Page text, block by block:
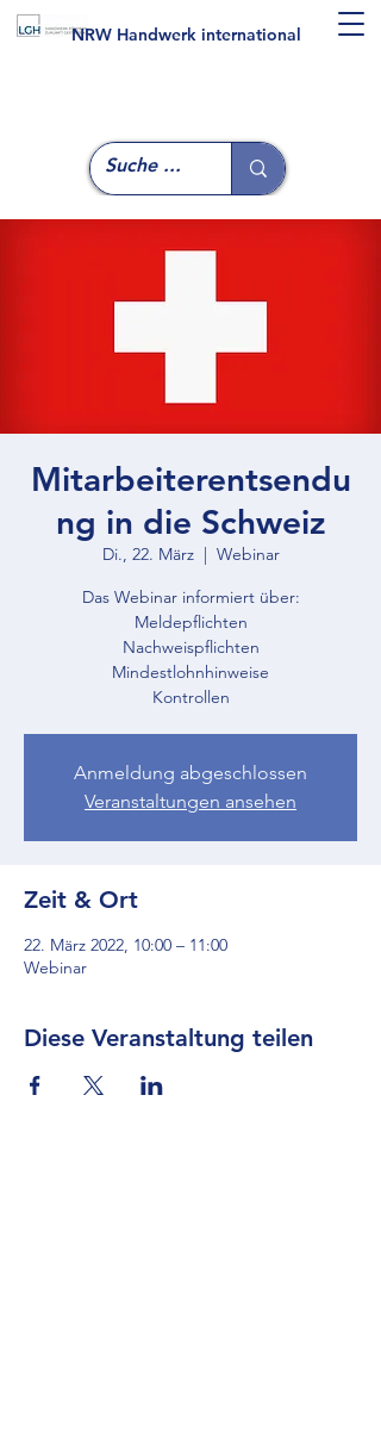
NRW Handwerk international
Mitarbeiterentsendu
ng in die Schweiz
Di., 22. März
  |
Webinar
Das Webinar informiert über:
Meldepflichten
Nachweispflichten
Mindestlohnhinweise
Kontrollen
Anmeldung abgeschlossen
Veranstaltungen ansehen
Zeit & Ort
22. März 2022, 10:00 – 11:00
Webinar
Diese Veranstaltung teilen